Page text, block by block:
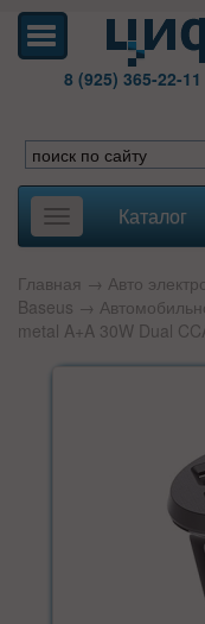
8 (925) 365-22-11
Toggle
navigation
Каталог
Главная → Авто
Baseus →
metal A+A 30W Dual